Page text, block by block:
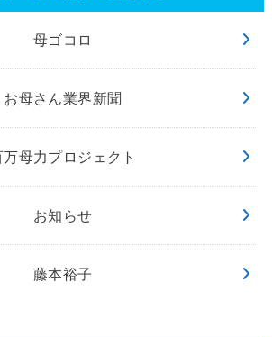
母ゴコロ
お母さん業界新聞
万母力プロジェクト
お知らせ
藤本裕子